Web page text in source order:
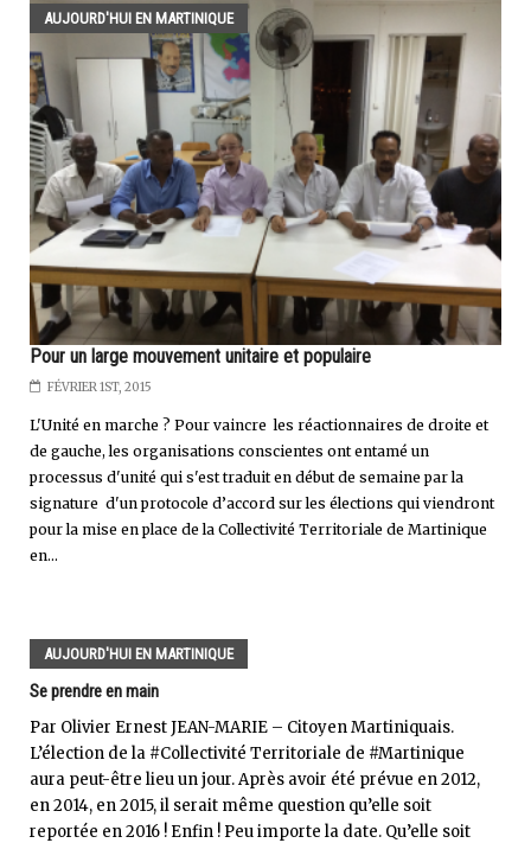
AUJOURD'HUI EN MARTINIQUE
Pour un large mouvement unitaire et populaire
FÉVRIER 1ST, 2015
L'Unité en marche ? Pour vaincre les réactionnaires de droite et
de gauche, les organisations conscientes ont entamé un
processus d'unité qui s'est traduit en début de semaine par la
signature d'un protocole d’accord sur les élections qui viendront
pour la mise en place de la Collectivité Territoriale de Martinique
en...
AUJOURD'HUI EN MARTINIQUE
Se prendre en main
Par Olivier Ernest JEAN-MARIE – Citoyen Martiniquais.
L’élection de la #Collectivité Territoriale de #Martinique
aura peut-être lieu un jour. Après avoir été prévue en 2012,
en 2014, en 2015, il serait même question qu’elle soit
reportée en 2016 ! Enfin ! Peu importe la date. Qu’elle soit